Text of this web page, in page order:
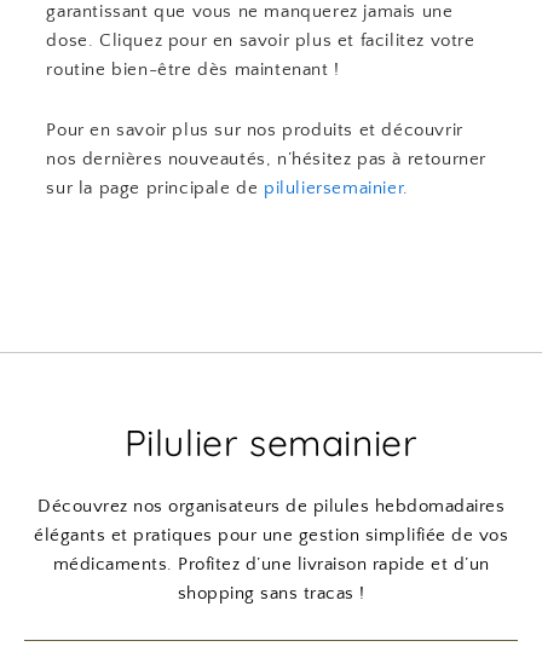
garantissant que vous ne manquerez jamais une
dose. Cliquez pour en savoir plus et facilitez votre
routine bien-être dès maintenant !
Pour en savoir plus sur nos produits et découvrir
nos dernières nouveautés, n’hésitez pas à retourner
sur la page principale de piluliersemainier.
Pilulier semainier
Découvrez nos organisateurs de pilules hebdomadaires
élégants et pratiques pour une gestion simplifiée de vos
médicaments. Profitez d’une livraison rapide et d’un
shopping sans tracas !